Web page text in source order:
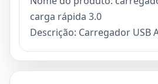
carga rápida 3.0
Descrição: Carregador USB
Tipo de conector: QC3.0
Entrada: 100-240V~50/60Hz